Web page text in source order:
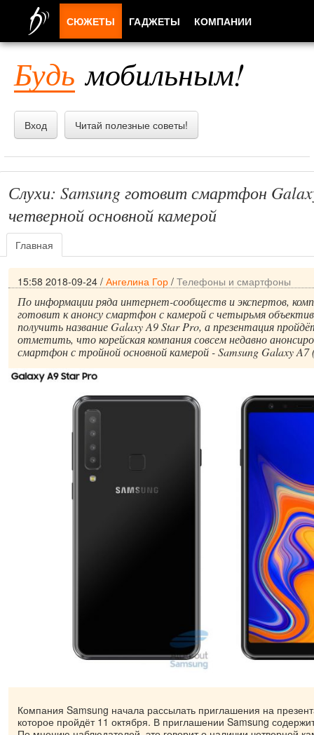
Будь мобильным!
Вход Читай полезные советы!
Слухи: Samsung готовит смартфон
четверной основной камерой
Главная
15:58 2018-09-24 / Ангелина Гор / Телефоны и смартфоны
По информации ряда интернет-сообществ и экспертов,
готовит к анонсу смартфон с камерой с четырьмя
получить название Galaxy A9 Star Pro, а презентация
отметить, что корейская компания совсем недавно
смартфон с тройной основной камерой - Samsung Galaxy A7
Компания Samsung начала рассылать приглашения на
которое пройдёт 11 октября. В приглашении Samsung
СЮЖЕТЫ ГАДЖЕТЫ КОМПАНИИ
ПРИЛОЖЕНИЯ